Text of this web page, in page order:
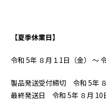
【夏季休業日】
令和 5年 ８月１1日（金） ～
製品発送受付締切 令和 5年
最終発送日 令和 5年 ８月 10